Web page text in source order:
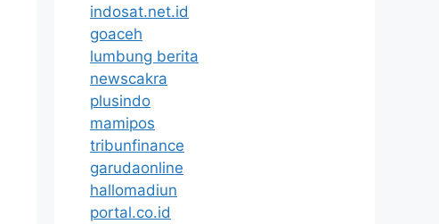
indosat.net.id
goaceh
lumbung berita
newscakra
plusindo
mamipos
tribunfinance
garudaonline
hallomadiun
portal.co.id